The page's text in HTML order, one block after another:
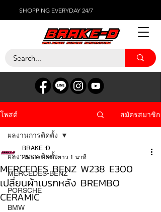
SHOPPING EVERYDAY 24/7
โพสต์ สมัครสมาชิก
ผลงานการติดตั้ง
MERCEDES-BENZ
PORSCHE
BMW
ผลงานการติดตั้ง
MERCEDES BENZ W238 E300
เปลี่ยนผ้าเบรกหลัง BREMBO
CERAMIC
BRAKE :D
25 ธ.ค. 2564 ยาว 1 นาที